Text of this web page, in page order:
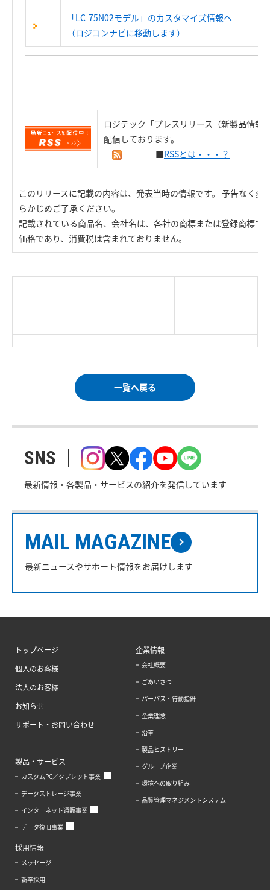
「LC-75N02モデル」のカスタマイズ情報へ
（ロジコンナビに移動します）
ロジテック「プレスリリース（新製品情報
配信しております。
■RSSとは・・・？
このリリースに記載の内容は、発表当時の情報です。 予告なく変
らかじめご了承ください。
記載されている商品名、会社名は、各社の商標または登録商標で
価格であり、消費税は含まれておりません。
一覧へ戻る
SNS
最新情報・各製品・サービスの紹介を発信しています
MAIL MAGAZINE
最新ニュースやサポート情報をお届けします
トップページ
個人のお客様
法人のお客様
お知らせ
サポート・お問い合わせ
製品・サービス
カスタムPC／タブレット事業
データストレージ事業
インターネット通販事業
データ復旧事業
企業情報
会社概要
ごあいさつ
パーパス・行動指針
企業理念
沿革
製品ヒストリー
グループ企業
環境への取り組み
品質管理マネジメントシステム
採用情報
メッセージ
新卒採用